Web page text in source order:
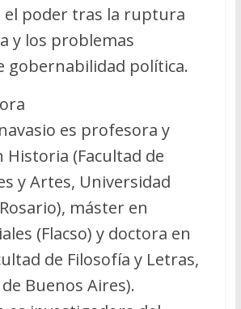
el poder tras la ruptura
y los problemas
gobernabilidad política.
es profesora y
Historia (Facultad de
y Artes, Universidad
máster en
(Flacso) y doctora en
de Filosofía y Letras,
Buenos Aires).